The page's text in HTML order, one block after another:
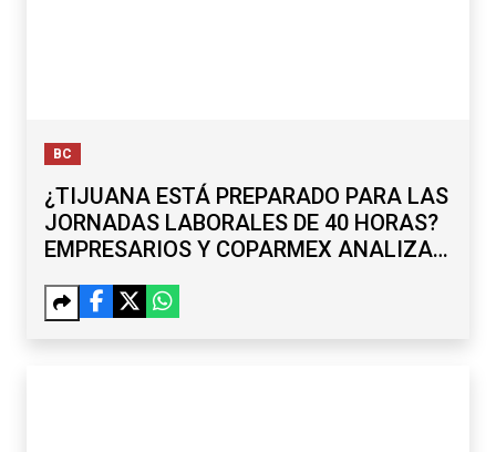
BC
¿TIJUANA ESTÁ PREPARADO PARA LAS
JORNADAS LABORALES DE 40 HORAS?
EMPRESARIOS Y COPARMEX ANALIZAN